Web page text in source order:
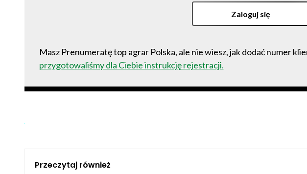
Zaloguj się
Masz Prenumeratę top agrar Polska, ale nie wiesz, jak dodać numer
przygotowaliśmy dla Ciebie instrukcję rejestracji.
Przeczytaj również